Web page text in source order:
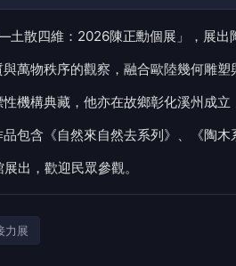
散四維：2026陳正勳個展」，展出
萬物秩序的觀察，融合歐陸幾何雕塑
機構典藏，他亦在故鄉彰化溪州成立
包含《自然來自然去系列》、《陶木
出，歡迎民眾參觀。
力展